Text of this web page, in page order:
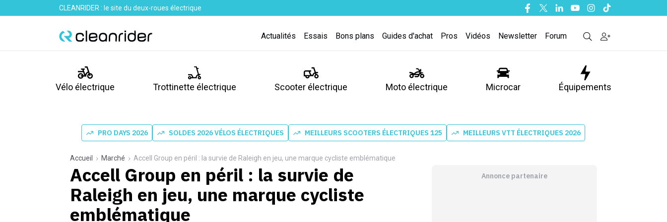
CLEANRIDER : le site du deux-roues électrique Facebook
TwitterLinkedinYoutubeInstagram
Tiktok
Actualités Essais Bons plans Guides d'achat Pros Vidéos Newsletter Forum
Vélo électrique Trottinette électrique Scooter électrique Moto électrique Microcar Équipements
PRO DAYS 2026 SOLDES 2026 VÉLOS ÉLECTRIQUES MEILLEURS SCOOTERS ÉLECTRIQUES 125 MEILLEURS VTT ÉLECTRIQUES 2026
Accueil Marché Accell Group en péril : la survie de Raleigh en jeu, une marque cycliste emblématique
Accell Group en péril : la survie de
Raleigh en jeu, une marque cycliste
emblématique
Annonce partenaire